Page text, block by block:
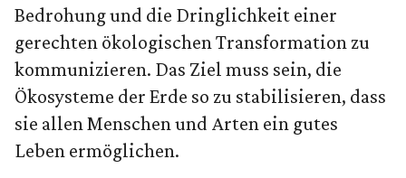
Bedrohung und die Dringlichkeit einer
gerechten ökologischen Transformation zu
kommunizieren. Das Ziel muss sein, die
Ökosysteme der Erde so zu stabilisieren, dass
sie allen Menschen und Arten ein gutes
Leben ermöglichen.